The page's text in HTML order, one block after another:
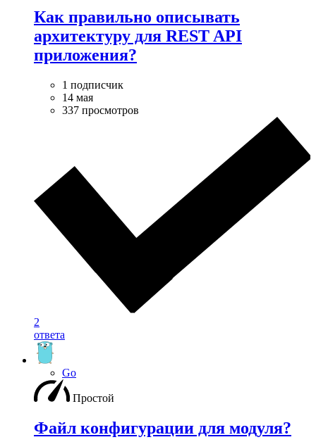
Как правильно описывать
архитектуру для REST API
приложения?
1 подписчик
14 мая
337 просмотров
2
ответа
Go
Простой
Файл конфигурации для модуля?